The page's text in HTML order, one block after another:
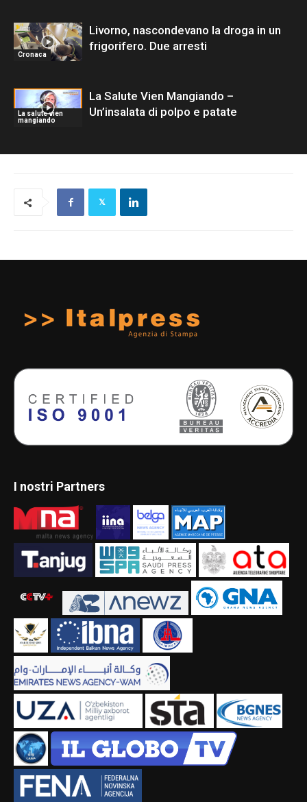
Cronaca
Livorno, nascondevano la droga in un
frigorifero. Due arresti
La salute vien
mangiando
La Salute Vien Mangiando –
Un’insalata di polpo e patate
I nostri Partners